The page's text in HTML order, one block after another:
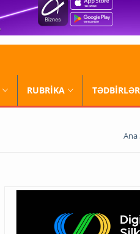
RUBRİKA TƏDBİRLƏR
Ana